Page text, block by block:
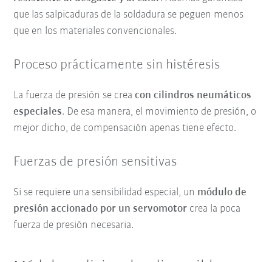
que las salpicaduras de la soldadura se peguen menos
que en los materiales convencionales.
Proceso prácticamente sin histéresis
La fuerza de presión se creacon cilindros neumáticos
especiales. De esa manera, el movimiento de presión, o
mejor dicho, de compensación apenas tiene efecto.
Fuerzas de presión sensitivas
Si se requiere una sensibilidad especial, un módulo de
presión accionado por un servomotor crea la poca
fuerza de presión necesaria.